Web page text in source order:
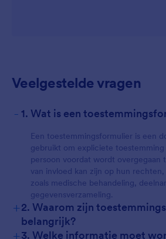
Veelgestelde vragen
- 1. Wat is een
Een toestemmingsformulier is een
gebruikt om expliciete
persoon voordat wordt overgegaan
van invloed kan zijn op hun
zoals medische behandeling,
gegevensverzameling.
+2. Waarom zijn
belangrijk?
+3. Welke informatie moet